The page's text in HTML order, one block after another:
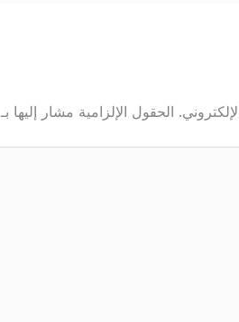
الحقول الإلزامية مشار إليها بـ